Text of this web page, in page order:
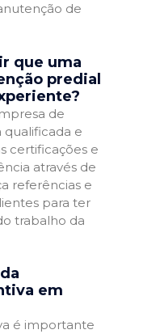
de
que uma
predial
de
qualificada e
certificações e
através de
referências e
para ter
trabalho da
em
é importante